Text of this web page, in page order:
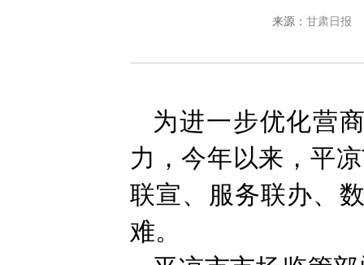
来源： 甘肃日报
为进一步优化营
力，今年以来，平
联宣、服务联办、
难。